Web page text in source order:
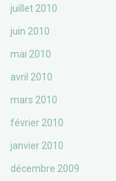
juillet 2010
juin 2010
mai 2010
avril 2010
mars 2010
février 2010
janvier 2010
décembre 2009